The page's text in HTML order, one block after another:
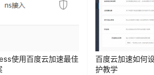
使用百度云加速最佳
百度云加速如何
护教学